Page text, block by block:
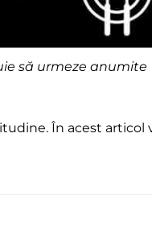
să urmeze anumite
În acest articol